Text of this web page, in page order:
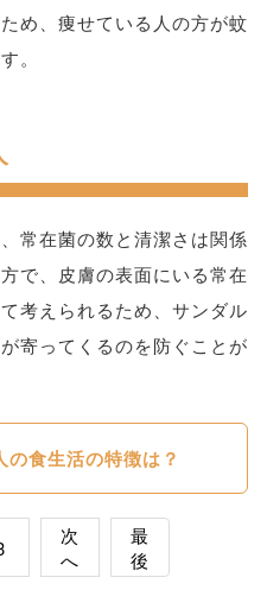
め、痩せている人の方が蚊
。
常在菌の数と清潔さは関係
で、皮膚の表面にいる常在
考えられるため、サンダル
寄ってくるのを防ぐことが
食生活の特徴は？
次
へ
最
後